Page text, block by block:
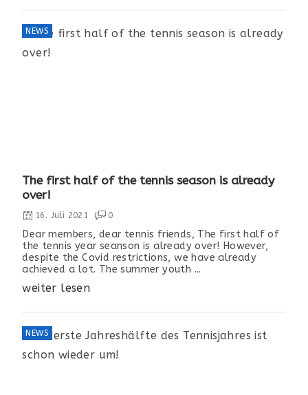
NEWS
The first half of the tennis season is already
over!
16. Juli 2021 0
Dear members, dear tennis friends, The first half of
the tennis year seanson is already over! However,
despite the Covid restrictions, we have already
achieved a lot. The summer youth ...
weiter lesen
NEWS